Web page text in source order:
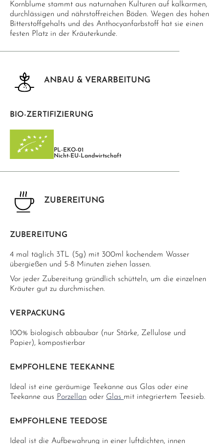
Kornblume stammt aus naturnahen Kulturen auf kalkarmen,
durchlässigen und nährstoffreichen Böden. Wegen des hohen
Bitterstoffgehalts und des Anthocyanfarbstoff hat sie einen
festen Platz in der Kräuterkunde.
ANBAU & VERARBEITUNG
BIO-ZERTIFIZIERUNG
PL-EKO-01
Nicht-EU-Landwirtschaft
ZUBEREITUNG
ZUBEREITUNG
4 mal täglich 3TL (5g) mit 300ml kochendem Wasser
übergießen und 5-8 Minuten ziehen lassen.
Vor jeder Zubereitung gründlich schütteln, um die einzelnen
Kräuter gut zu durchmischen.
VERPACKUNG
100% biologisch abbaubar (nur Stärke, Zellulose und
Papier), kompostierbar
EMPFOHLENE TEEKANNE
Ideal ist eine geräumige Teekanne aus Glas oder eine
Teekanne aus Porzellan oder Glas mit integriertem Teesieb.
EMPFOHLENE TEEDOSE
Ideal ist die Aufbewahrung in einer luftdichten, innen